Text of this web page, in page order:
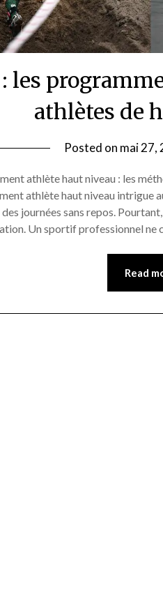
les
athlètes de
Posted on mai 27,
athlète haut niveau : les
athlète haut niveau intrigue
journées sans repos.
Un sportif professionnel ne
Read